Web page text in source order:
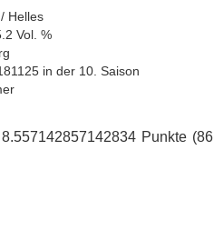
Helles
Vol. %
in der 10. Saison
8.557142857142834 Punkte (86